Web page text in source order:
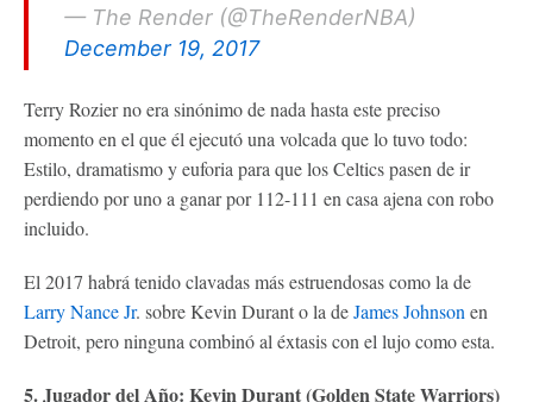
— The Render (@TheRenderNBA)
December 19, 2017
Terry Rozier no era sinónimo de nada hasta este preciso
momento en el que él ejecutó una volcada que lo tuvo todo:
Estilo, dramatismo y euforia para que los Celtics pasen de ir
perdiendo por uno a ganar por 112-111 en casa ajena con robo
incluido.
El 2017 habrá tenido clavadas más estruendosas como la de
Larry Nance Jr. sobre Kevin Durant o la deJames Johnsonen
Detroit, pero ninguna combinó al éxtasis con el lujo como esta.
5. Jugador del Año: Kevin Durant (Golden State Warriors)